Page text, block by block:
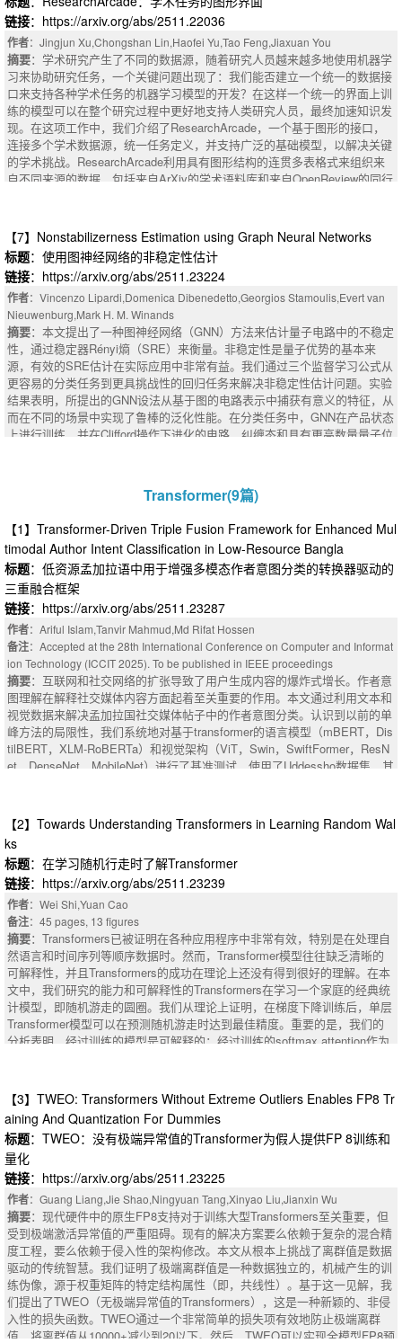
PC），并匹配高度优化的LSTM基线。至关重要的是，堆叠的Mamba块的
参数匹配基线在相同的训练协议下无法收敛（>3.4 BPC），这表明INN的图
形拓扑提供了基本的训练稳定性。消融研究证实：去除神经元间通信会降低
性能或导致不稳定性，从而证明了学习神经路由的价值。 这项工作表明，
以神经元为中心的设计与图形组织不仅仅是生物启发-它是计算有效的，为
模块化，可解释和可扩展的神经架构开辟了新的方向。
摘要：Biological neurons exhibit remarkable intelligence: they maintain int
ernal states, communicate selectively with other neurons, and self-organiz
e into complex graphs rather than rigid hierarchical layers. What if artificial
intelligence could emerge from similarly intelligent computational units? W
h Intelligent Neuron combines selective state-space dynamics (knowing w
hen to activate) with attention-based routing (knowing to whom to send sig
nals), enabling emergent computation through graph-structured interaction
s. On the standard Text8 character modeling benchmark, INN achieves 1.
705 Bit-Per-Character (BPC), significantly outperforming a comparable Tra
nsformer (2.055 BPC) and matching a highly optimized LSTM baseline. Cr
ucially, a parameter-matched baseline of stacked Mamba blocks fails to c
onverge (>3.4 BPC) under the same training protocol, demonstrating that I
NN's graph topology provides essential training stability. Ablation studies c
onfirm this: removing inter-neuron communication degrades performance o
r leads to instability, proving the value of learned neural routing. This wor
k demonstrates that neuron-centric design with graph organization is not m
d tabular datasets, especially when data are heterogeneous with both num
erical and categorical features. Existing imputation methods often fail to c
apture complex structural dependencies and handle heterogeneous data ef
fectively. We present \textbf{IVGAE}, a Variational Graph Autoencoder fra
mework for robust imputation of incomplete heterogeneous data. IVGAE c
onstructs a bipartite graph to represent sample-feature relationships and a
pplies graph representation learning to model structural dependencies. A k
ey innovation is its \textit{dual-decoder architecture}, where one decoder re
constructs feature embeddings and the other models missingness pattern
s, providing structural priors aware of missing mechanisms. To better enco
de categorical variables, we introduce a Transformer-based heterogeneous
sistent improvements in RMSE and downstream F1 across MCAR, MAR,
and MNAR missing scenarios under 30\% missing rates. Code and data ar
e available at: https://github.com/echoid/IVGAE.
链接：https://arxiv.org/abs/2511.22036
作者：Jingjun Xu,Chongshan Lin,Haofei Yu,Tao Feng,Jiaxuan You
摘要：学术研究产生了不同的数据源，随着研究人员越来越多地使用机器学
习来协助研究任务，一个关键问题出现了：我们能否建立一个统一的数据接
口来支持各种学术任务的机器学习模型的开发？在这样一个统一的界面上训
练的模型可以在整个研究过程中更好地支持人类研究人员，最终加速知识发
现。在这项工作中，我们介绍了ResearchArcade，一个基于图形的接口，
连接多个学术数据源，统一任务定义，并支持广泛的基础模型，以解决关键
的学术挑战。ResearchArcade利用具有图形结构的连贯多表格式来组织来
自不同来源的数据，包括来自ArXiv的学术语料库和来自OpenReview的同行
时间的推移更广泛的研究趋势。此外，ResearchArcade统一了不同的学术
任务定义，并支持具有不同输入要求的各种模型。我们在六个学术任务中的
实验表明，结合跨源和多模态信息可以实现更广泛的任务，同时结合图形结
构可以持续提高基线方法的性能。这突出了ResearchArcade的有效性及其
推动研究进展的潜力。
摘要：Academic research generates diverse data sources, and as researc
hers increasingly use machine learning to assist research tasks, a crucial
question arises: Can we build a unified data interface to support the develo
pment of machine learning models for various academic tasks? Models tra
ined on such a unified interface can better support human researchers thro
ughout the research process, eventually accelerating knowledge discover
y. In this work, we introduce ResearchArcade, a graph-based interface that
connects multiple academic data sources, unifies task definitions, and su
s to organize data from different sources, including academic corpora from
ArXiv and peer reviews from OpenReview, while capturing information with
o preserves temporal evolution at both the manuscript and community lev
els, supporting the study of paper revisions as well as broader research tre
nds over time. Additionally, ResearchArcade unifies diverse academic tas
k definitions and supports various models with distinct input requirements.
Our experiments across six academic tasks demonstrate that combining c
ross-source and multi-modal information enables a broader range of tasks,
while incorporating graph structures consistently improves performance ov
er baseline methods. This highlights the effectiveness of ResearchArcade
and its potential to advance research progress.
【7】Nonstabilizerness Estimation using Graph Neural Networks
标题：使用图神经网络的非稳定性估计
链接：https://arxiv.org/abs/2511.23224
作者：Vincenzo Lipardi,Domenica Dibenedetto,Georgios Stamoulis,Evert van
Nieuwenburg,Mark H. M. Winands
摘要：本文提出了一种图神经网络（GNN）方法来估计量子电路中的不稳定
性，通过稳定器Rényi熵（SRE）来衡量。非稳定性是量子优势的基本来
源，有效的SRE估计在实际应用中非常有益。我们通过三个监督学习公式从
更容易的分类任务到更具挑战性的回归任务来解决非稳定性估计问题。实验
结果表明，所提出的GNN设法从基于图的电路表示中捕获有意义的特征，从
而在不同的场景中实现了鲁棒的泛化性能。在分类任务中，GNN在产品状态
上进行训练，并在Clifford操作下进化的电路，纠缠态和具有更高数量量子位
化电路，量子比特和门计数的数量都更高。此外，量子电路的图形表示自然
地集成了特定于硬件的信息。在有噪声的量子硬件上的模拟突出了所提出的
摘要
：This article proposes a Graph Neural Network (GNN) approach to estima
te nonstabilizerness in quantum circuits, measured by the stabilizer Rényi
entropy (SRE). Nonstabilizerness is a fundamental resource for quantum a
dvantage, and efficient SRE estimations are highly beneficial in practical a
pplications. We address the nonstabilizerness estimation problem through
three supervised learning formulations starting from easier classification ta
sks to the more challenging regression task. Experimental results show th
at the proposed GNN manages to capture meaningful features from the gr
aph-based circuit representation, resulting in robust generalization perform
ances achieved across diverse scenarios. In classification tasks, the GN
N is trained on product states and generalizes on circuits evolved under Cl
on on out-of-distribution circuits with higher number of qubits and gate cou
nts compared to previous work, for both random quantum circuits and stru
ctured circuits derived from the transverse-field Ising model. Moreover, the
graph representation of quantum circuits naturally integrates hardware-spe
cific information. Simulations on noisy quantum hardware highlight the pot
ential of the proposed GNN to predict the SRE measured on quantum devi
ces.
Transformer(9篇)
【1】Transformer-Driven Triple Fusion Framework for Enhanced Mul
timodal Author Intent Classification in Low-Resource Bangla
标题：低资源孟加拉语中用于增强多模态作者意图分类的转换器驱动的
三重融合框架
链接：https://arxiv.org/abs/2511.23287
作者：Ariful Islam,Tanvir Mahmud,Md Rifat Hossen
备注：Accepted at the 28th International Conference on Computer and Informat
ion Technology (ICCIT 2025). To be published in IEEE proceedings
摘要：互联网和社交网络的扩张导致了用户生成内容的爆炸式增长。作者意
图理解在解释社交媒体内容方面起着至关重要的作用。本文通过利用文本和
视觉数据来解决孟加拉国社交媒体帖子中的作者意图分类。认识到以前的单
峰方法的局限性，我们系统地对基于transformer的语言模型（mBERT，Dis
tilBERT，XLM-RoBERTa）和视觉架构（ViT，Swin，SwiftFormer，ResN
et，DenseNet，MobileNet）进行了基准测试，使用了Uddessho数据集，其
特别是与mBERT和Swin Transformer，实现了84.11%的宏F1分数，建立了
一个新的国家的最先进的8.4存储点的改进比以前的孟加拉多模态方法。我
们的分析表明，整合视觉上下文大大提高了意图分类。在中间层次上的跨模
态特征集成提供了特定于模态的表征和跨模态学习之间的最佳平衡。这项研
究为孟加拉语和其他低资源语言建立了新的基准和方法标准。我们称我们提
出的框架BangACMM（孟加拉国作者内容多模）。
摘要：The expansion of the Internet and social networks has led to an exp
losion of user-generated content. Author intent understanding plays a cruci
al role in interpreting social media content. This paper addresses author int
ent classification in Bangla social media posts by leveraging both textual
and visual data. Recognizing limitations in previous unimodal approaches,
we systematically benchmark transformer-based language models (mBER
T, DistilBERT, XLM-RoBERTa) and vision architectures (ViT, Swin, SwiftF
ormer, ResNet, DenseNet, MobileNet), utilizing the Uddessho dataset of 3,
ularly with mBERT and Swin Transformer, achieves 84.11% macro-F1 sco
re, establishing a new state-of-the-art with an 8.4 percentage-point improve
ment over prior Bangla multimodal approaches. Our analysis demonstrate
s that integrating visual context substantially enhances intent classificatio
n. Cross-modal feature integration at intermediate levels provides optimal
balance between modality-specific representation and cross-modal learnin
g. This research establishes new benchmarks and methodological standar
ds for Bangla and other low-resource languages. We call our proposed fra
mework BangACMM (Bangla Author Content MultiModal).
【2】Towards Understanding Transformers in Learning Random Wal
ks
标题：在学习随机行走时了解Transformer
链接：https://arxiv.org/abs/2511.23239
作者：Wei Shi,Yuan Cao
备注：45 pages, 13 figures
摘要：Transformers已被证明在各种应用程序中非常有效，特别是在处理自
然语言和时间序列等顺序数据时。然而，Transformer模型往往缺乏清晰的
可解释性，并且Transformers的成功在理论上还没有得到很好的理解。在本
文中，我们研究的能力和可解释性的Transformers在学习一个家庭的经典统
计模型，即随机游走的圆圈。我们从理论上证明，在梯度下降训练后，单层
Transformer模型可以在预测随机游走时达到最佳精度。重要的是，我们的
分析表明，经过训练的模型是可解释的：经过训练的softmax attention作为
们的理论不包括确实是失败的情况下，表明我们的理论条件是紧的。通过研
究这些成功和失败的案例，我们发现，在某些简单的任务中，即使超出随机
游走，初始化较小的梯度下降也可能失败或难以收敛到一个好的解决方案。
实验进行支持我们的理论研究结果。
摘要
ns, especially in handling sequential data such as natural languages and ti
me series. However, transformer models often lack clear interpretability, a
nd the success of transformers has not been well understood in theory. In
this paper, we study the capability and interpretability of transformers in le
arning a family of classic statistical models, namely random walks on circl
es. We theoretically demonstrate that, after training with gradient descent,
a one-layer transformer model can achieve optimal accuracy in predicting r
andom walks. Importantly, our analysis reveals that the trained model is in
terpretable: the trained softmax attention serves as a token selector, focus
ing on the direct parent state; subsequently, the value matrix executes a o
【3】TWEO: Transformers Without Extreme Outliers Enables FP8 Tr
aining And Quantization For Dummies
标题：TWEO：没有极端异常值的Transformer为假人提供FP 8训练和
量化
链接：https://arxiv.org/abs/2511.23225
作者：Guang Liang,Jie Shao,Ningyuan Tang,Xinyao Liu,Jianxin Wu
摘要：现代硬件中的原生FP8支持对于训练大型Transformers至关重要，但
受到极端激活异常值的严重阻碍。现有的解决方案要么依赖于复杂的混合精
度工程，要么依赖于侵入性的架构修改。本文从根本上挑战了离群值是数据
驱动的传统智慧。我们证明了极端离群值是一种数据独立的，机械产生的训
练伪像，源于权重矩阵的特定结构属性（即，共线性）。基于这一见解，我
们提出了TWEO（无极端异常值的Transformers），这是一种新颖的、非侵
入性的损失函数。TWEO通过一个非常简单的损失项有效地防止极端离群
值，将离群值从10000+减少到20以下。然后，TWEO可以实现全模型FP8预